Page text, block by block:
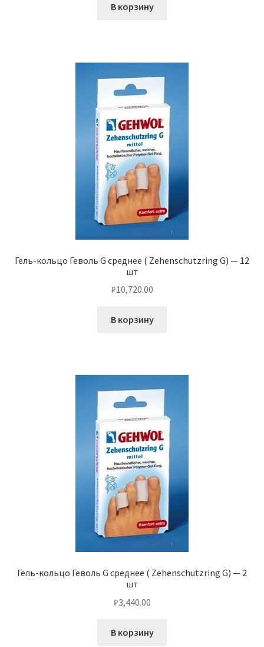
В корзину
Гель-кольцо Геволь G среднее ( Zehenschutzring G) — 12
шт
₽10,720.00
В корзину
Гель-кольцо Геволь G среднее ( Zehenschutzring G) — 2
шт
₽3,440.00
В корзину